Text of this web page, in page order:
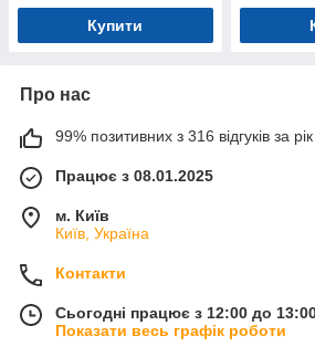
Купити
Про нас
99% позитивних з 316 відгуків за рік
Працює з 08.01.2025
м. Київ
Київ, Україна
Контакти
Сьогодні працює з 12:00 до
Показати весь графік роботи